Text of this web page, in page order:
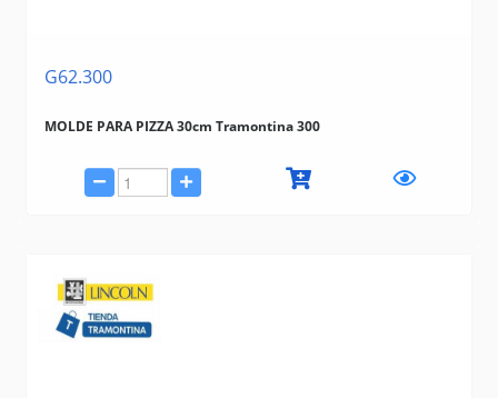
G62.300
MOLDE PARA PIZZA 30cm Tramontina 300